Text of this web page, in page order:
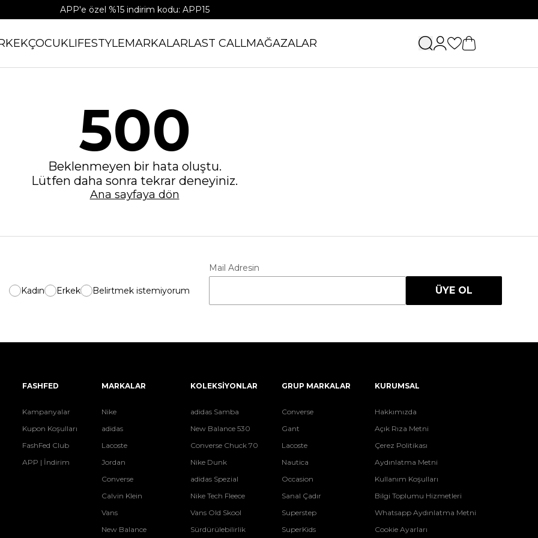
APP'e özel %15 indirim kodu: APP15
ÇOCUKLIFESTYLEMARKALARLAST CALLMAĞAZALAR
500
Beklenmeyen bir hata oluştu.
Lütfen daha sonra tekrar deneyiniz.
Ana sayfaya dön
Kadın Erkek Belirtmek istemiyorum
Mail Adresin
ÜYE OL
FASHFED
Kampanyalar
Kupon Koşulları
FashFed Club
APP | İndirim
MARKALAR
Nike
adidas
Lacoste
Jordan
Converse
Calvin Klein
Vans
New Balance
KOLEKSİYONLAR
adidas Samba
New Balance 530
Converse Chuck 70
Nike Dunk
adidas Spezial
Nike Tech Fleece
Vans Old Skool
Sürdürülebilirlik
GRUP MARKALAR
Converse
Gant
Lacoste
Nautica
Occasion
Sanal Çadır
Superstep
SuperKids
KURUMSAL
Hakkımızda
Açık Rıza Metni
Çerez Politikası
Aydınlatma Metni
Kullanım Koşulları
Bilgi Toplumu Hizmetleri
Whatsapp Aydınlatma Metni
Cookie Ayarları